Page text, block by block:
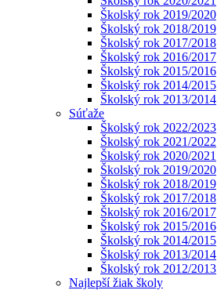
Školský rok 2019/2020
Školský rok 2018/2019
Školský rok 2017/2018
Školský rok 2016/2017
Školský rok 2015/2016
Školský rok 2014/2015
Školský rok 2013/2014
Súťaže
Školský rok 2022/2023
Školský rok 2021/2022
Školský rok 2020/2021
Školský rok 2019/2020
Školský rok 2018/2019
Školský rok 2017/2018
Školský rok 2016/2017
Školský rok 2015/2016
Školský rok 2014/2015
Školský rok 2013/2014
Školský rok 2012/2013
Najlepší žiak školy